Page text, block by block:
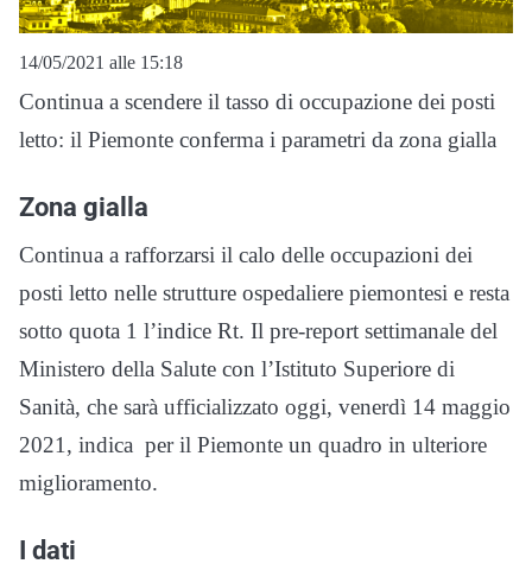
14/05/2021 alle 15:18
Continua a scendere il tasso di occupazione dei posti
letto: il Piemonte conferma i parametri da zona gialla
Zona gialla
Continua a rafforzarsi il calo delle occupazioni dei
posti letto nelle strutture ospedaliere piemontesi e resta
sotto quota 1 l’indice Rt. Il pre-report settimanale del
Ministero della Salute con l’Istituto Superiore di
Sanità, che sarà ufficializzato oggi, venerdì 14 maggio
2021, indica per il Piemonte un quadro in ulteriore
miglioramento.
I dati